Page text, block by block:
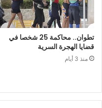
تطوان.. محاكمة 25 شخصا في
قضايا الهجرة السرية
منذ 3 أيام